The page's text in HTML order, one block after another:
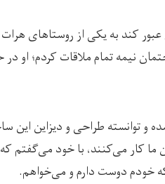
عبور کند به یکی از روستاهای
نیمه تمام ملاقات کردم؛ او
توانسته طراحی و دیزاین این
ما کار می‌کنند، با خود
خودم دوست دارم و می‌خواهم.